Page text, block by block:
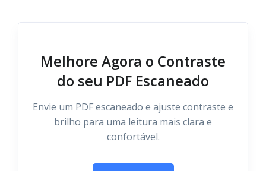
Melhore Agora o Contraste
do seu PDF Escaneado
Envie um PDF escaneado e ajuste contraste e
brilho para uma leitura mais clara e
confortável.